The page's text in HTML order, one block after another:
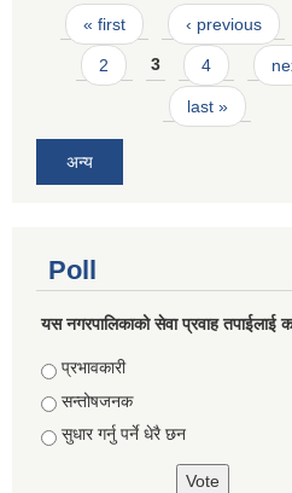
Pages
« first ‹ previous
2 3 4
last »
अन्य
Poll
यस नगरपालिकाको सेवा प्रवाह तपाईलाई
Choices
प्रभावकारी
सन्तोषजनक
सुधार गर्नु पर्ने धेरै छन